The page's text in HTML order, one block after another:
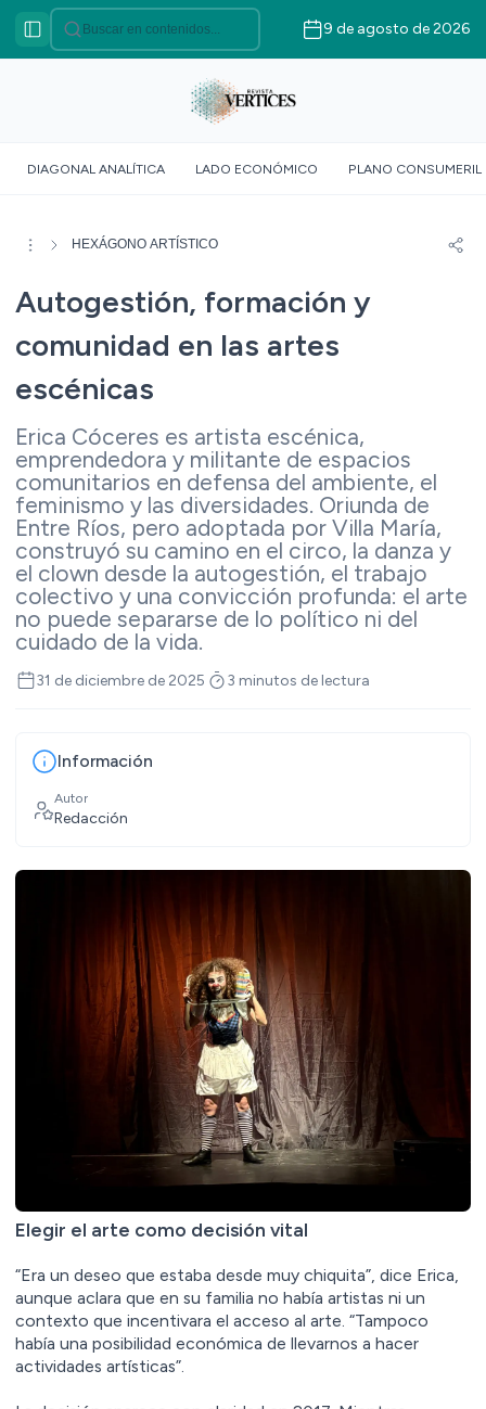
VÉRTICES ASOCIATIVO
VÉRTICES SOBERANÍA
VÉRTICES SUR GLOBAL
DOSSIER GEOMÉTRICO
9 de agosto de 2026
DIAGONAL ANALÍTICA LADO ECONÓMICO PLANO CONSUMERIL
HEXÁGONO ARTÍSTICO
Autogestión, formación y
comunidad en las artes
escénicas
Erica Cóceres es artista escénica,
emprendedora y militante de espacios
comunitarios en defensa del ambiente, el
feminismo y las diversidades. Oriunda de
Entre Ríos, pero adoptada por Villa María,
construyó su camino en el circo, la danza y
el clown desde la autogestión, el trabajo
colectivo y una convicción profunda: el arte
no puede separarse de lo político ni del
cuidado de la vida.
31 de diciembre de 2025 3 minutos de lectura
Información
Autor
Redacción
Elegir el arte como decisión vital
“Era un deseo que estaba desde muy chiquita”, dice Erica,
aunque aclara que en su familia no había artistas ni un
contexto que incentivara el acceso al arte. “Tampoco
había una posibilidad económica de llevarnos a hacer
actividades artísticas”.